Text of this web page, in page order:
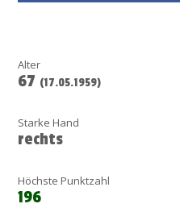
Alter
67 (17.05.1959)
Starke Hand
rechts
Höchste Punktzahl
196